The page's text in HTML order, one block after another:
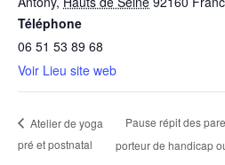
Téléphone
06 51 53 89 68
Voir Lieu site web
Atelier de yoga
pré et postnatal
Pause répit des
porteur de handicap